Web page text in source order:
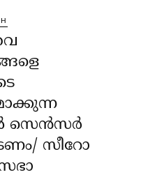
സെൻസർ
സീറോ